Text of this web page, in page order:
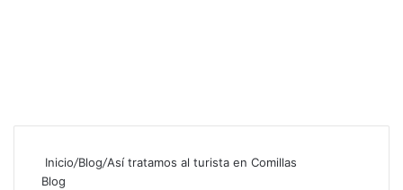
Inicio/Blog/Así tratamos al turista en Comillas
Blog